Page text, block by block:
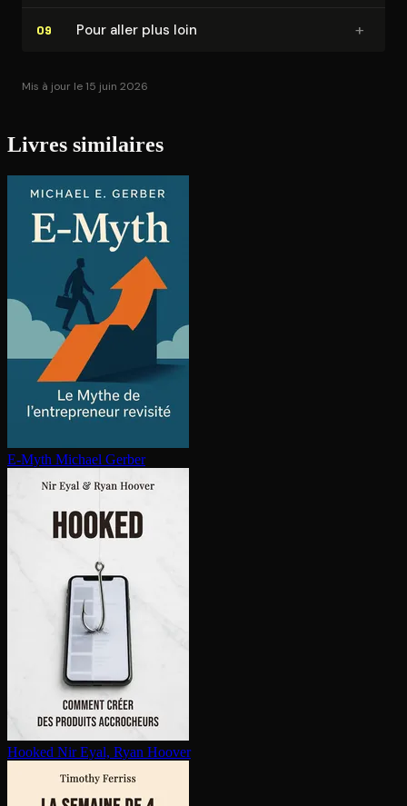
09 Pour aller plus loin +
Mis à jour le 15 juin 2026
Livres similaires
E-Myth Michael Gerber
Hooked Nir Eyal, Ryan Hoover